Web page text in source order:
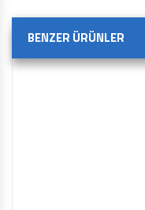
BENZER ÜRÜNLER